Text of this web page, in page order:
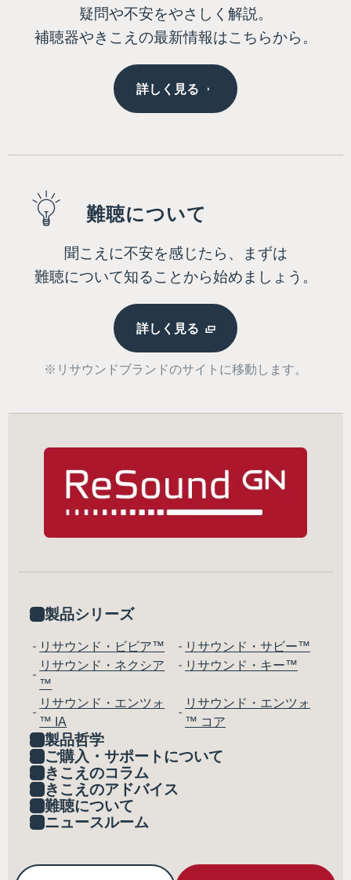
疑問や不安をやさしく解説。
補聴器やきこえの最新情報はこちらから。
詳しく見る
難聴について
聞こえに不安を感じたら、まずは
難聴について知ることから始めましょう。
詳しく見る
※リサウンドブランドのサイトに移動します。
製品シリーズ
リサウンド・ビビア™
リサウンド・サビー™
リサウンド・ネクシア
™
リサウンド・キー™
リサウンド・エンツォ
™ IA
リサウンド・エンツォ
™ コア
製品哲学
ご購入・サポートについて
きこえのコラム
きこえのアドバイス
難聴について
ニュースルーム